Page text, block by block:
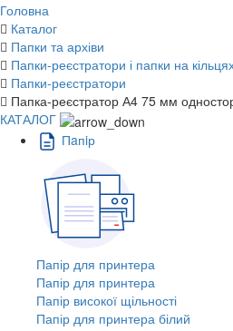
Головна
Каталог
Папки та архіви
Папки-реєстратори і папки на
Папки-реєстратори
Папка-реєстратор А4 75 мм
КАТАЛОГ
Пaпiр
Папір для принтера
Папір для принтера
Папір високої щільності
Папір для принтера білий